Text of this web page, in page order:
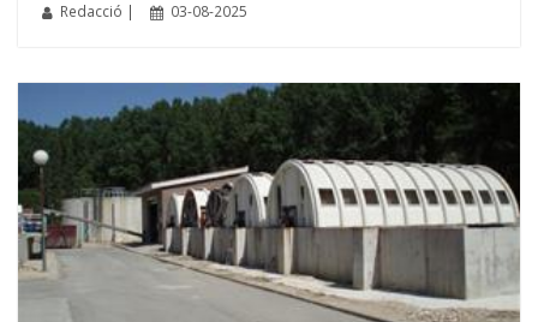
Redacció | 03-08-2025